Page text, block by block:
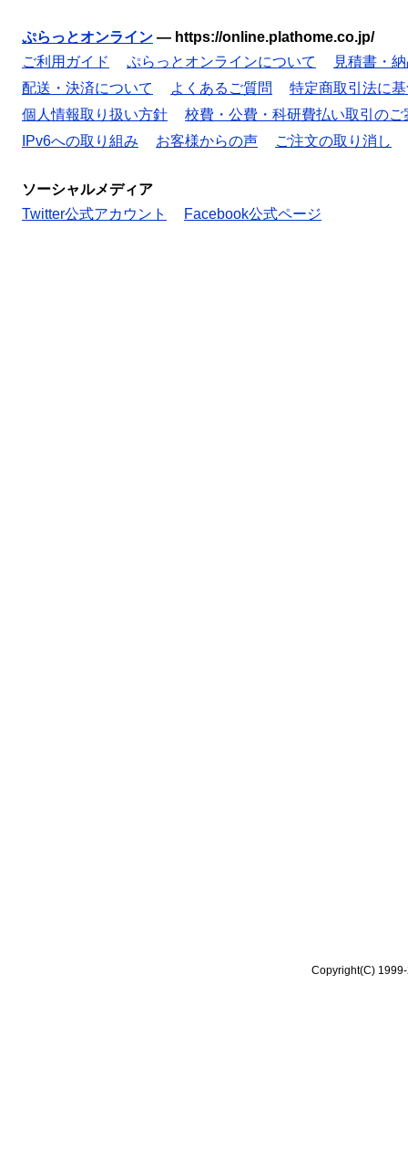
ぷらっとオンライン — https://online.plathome.co.jp/
ご利用ガイド
ぷらっとオンラインについて
見積書・
配送・決済について
よくあるご質問
特定商取引法に
個人情報取り扱い方針
校費・公費・科研費払い取引のご
IPv6への取り組み
お客様からの声 ご注文の取り消し
ソーシャルメディア
Twitter公式アカウント
Facebook公式ページ
Copyright(C)